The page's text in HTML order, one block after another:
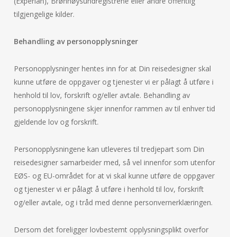
tilgjengelige kilder.
Behandling av personopplysninger
Personopplysninger hentes inn for at Din reisedesigner skal
kunne utføre de oppgaver og tjenester vi er pålagt å utføre i
henhold til lov, forskrift og/eller avtale. Behandling av
personopplysningene skjer innenfor rammen av til enhver tid
gjeldende lov og forskrift.
Personopplysningene kan utleveres til tredjepart som Din
reisedesigner samarbeider med, så vel innenfor som utenfor
EØS- og EU-området for at vi skal kunne utføre de oppgaver
og tjenester vi er pålagt å utføre i henhold til lov, forskrift
og/eller avtale, og i tråd med denne personvernerklæringen.
Dersom det foreligger lovbestemt opplysningsplikt overfor